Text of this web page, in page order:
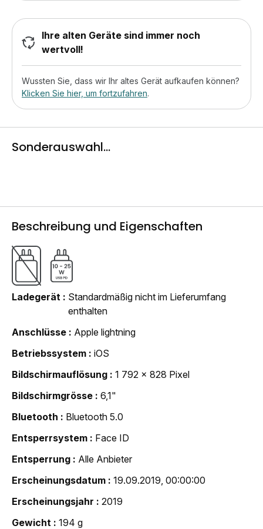
Ihre alten Geräte sind immer noch
wertvoll!
Wussten Sie, dass wir Ihr altes Gerät aufkaufen können?
Klicken Sie hier, um fortzufahren.
Sonderauswahl...
Beschreibung und Eigenschaften
Ladegerät
Standardmäßig nicht im Lieferumfang
enthalten
Anschlüsse
Apple lightning
Betriebssystem
iOS
Bildschirmauflösung
1 792 x 828 Pixel
Bildschirmgrösse
6,1"
Bluetooth
Bluetooth 5.0
Entsperrsystem
Face ID
Entsperrung
Alle Anbieter
Erscheinungsdatum
19.09.2019, 00:00:00
Erscheinungsjahr
2019
Gewicht
194 g